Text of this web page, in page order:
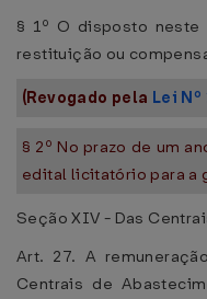
§ 1º O disposto neste
restituição ou
(Revogado pela Lei
§ 2º No prazo de um
edital licitatório para a
Seção XIV - Das
Art. 27. A
Centrais de